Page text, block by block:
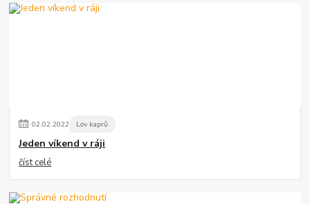
02.02.2022 Lov kaprů
Jeden víkend v ráji
číst celé